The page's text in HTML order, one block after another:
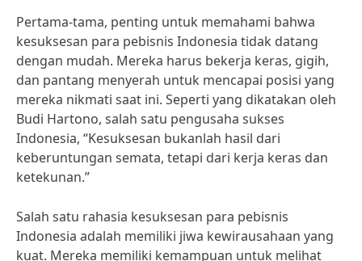
Pertama-tama, penting untuk memahami bahwa
kesuksesan para pebisnis Indonesia tidak datang
dengan mudah. Mereka harus bekerja keras, gigih,
dan pantang menyerah untuk mencapai posisi yang
mereka nikmati saat ini. Seperti yang dikatakan oleh
Budi Hartono, salah satu pengusaha sukses
Indonesia, “Kesuksesan bukanlah hasil dari
keberuntungan semata, tetapi dari kerja keras dan
ketekunan.”
Salah satu rahasia kesuksesan para pebisnis
Indonesia adalah memiliki jiwa kewirausahaan yang
kuat. Mereka memiliki kemampuan untuk melihat